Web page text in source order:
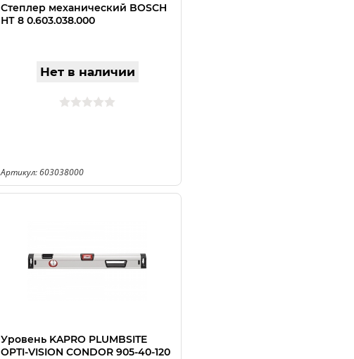
Степлер механический BOSCH
НТ 8 0.603.038.000
Нет в наличии
Артикул: 603038000
Уровень KAPRO PLUMBSITE
OPTI-VISION CONDOR 905-40-120